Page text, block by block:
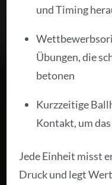
und Timing
Übungen, die
betonen
Kurzzeitige
Kontakt, um
Jede Einheit misst
Druck und legt